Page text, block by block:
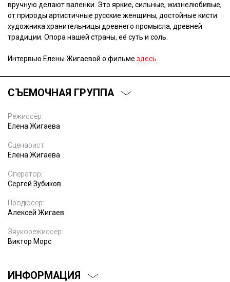
вручную делают валенки. Это яркие, сильные, жизнелюбивые,
от природы артистичные русские женщины, достойные кисти
художника хранительницы древнего промысла, древней
традиции. Опора нашей страны, её суть и соль.
Интервью Елены Жигаевой о фильме здесь
СЪЕМОЧНАЯ ГРУППА
Режиссёр:
Елена Жигаева
Сценарист:
Елена Жигаева
Оператор:
Сергей Зубиков
Продюсер:
Алексей Жигаев
Звукорежиссёр:
Виктор Морс
ИНФОРМАЦИЯ